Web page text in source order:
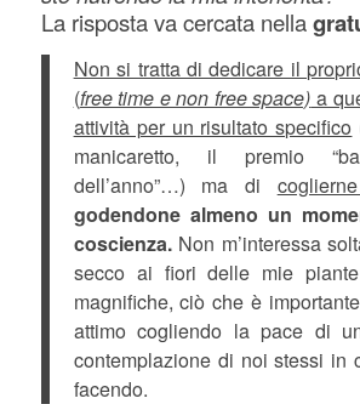
La risposta va cercata nella
Non si tratta di dedicare il
(free time e non free space) a
attività per un risultato specifico
manicaretto, il premio
dell’anno”…) ma di
godendone almeno un
coscienza.Non m’interessa
secco ai fiori delle mie
magnifiche, ciò che è
attimo cogliendo la pace di
contemplazione di noi stessi in
facendo.